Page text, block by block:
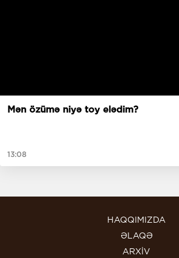
Mən özümə niyə toy elədim?
13:08
HAQQIMIZDA
ƏLAQƏ
ARXİV